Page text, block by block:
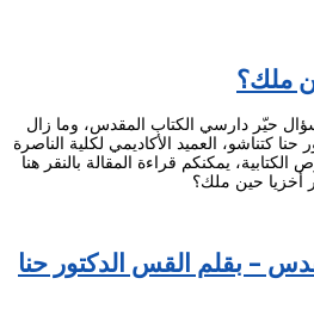
ملك؟
حيّر دارسي الكتاب المقدس، وما زال
كتناشو، العميد الأكاديمي لكلية الناصرة
يمكنكم قراءة المقالة بالنقر هنا
أخزيا حين ملك؟
– بقلم القس الدكتور حنا